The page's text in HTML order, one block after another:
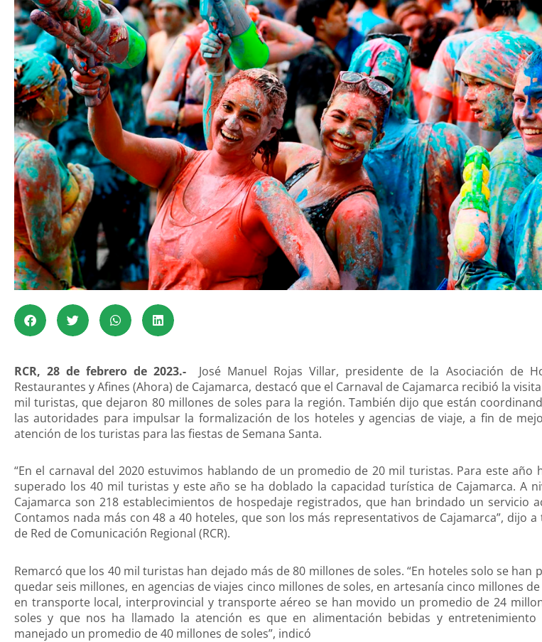
RCR, 28 de febrero de 2023.- José Manuel Rojas Villar, presidente de la Asociación de
Restaurantes y Afines (Ahora) de Cajamarca, destacó que el Carnaval de Cajamarca recibió la
mil turistas, que dejaron 80 millones de soles para la región. También dijo que están
las autoridades para impulsar la formalización de los hoteles y agencias de viaje, a fin de
atención de los turistas para las fiestas de Semana Santa.
“En el carnaval del 2020 estuvimos hablando de un promedio de 20 mil turistas. Para este año
superado los 40 mil turistas y este año se ha doblado la capacidad turística de Cajamarca. A
Cajamarca son 218 establecimientos de hospedaje registrados, que han brindado un servicio
Contamos nada más con 48 a 40 hoteles, que son los más representativos de Cajamarca”, dijo a
de Red de Comunicación Regional (RCR).
Remarcó que los 40 mil turistas han dejado más de 80 millones de soles. “En hoteles solo se han
quedar seis millones, en agencias de viajes cinco millones de soles, en artesanía cinco millones
en transporte local, interprovincial y transporte aéreo se han movido un promedio de 24
soles y que nos ha llamado la atención es que en alimentación bebidas y entretenimiento
manejado un promedio de 40 millones de soles”, indicó